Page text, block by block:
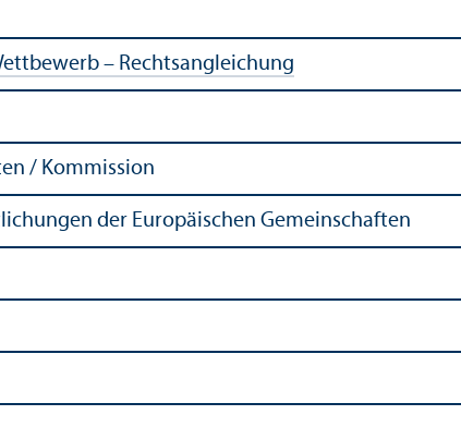
– Rechts­angleich­ung
/ Kommission
der Europäischen Gemeinschaften